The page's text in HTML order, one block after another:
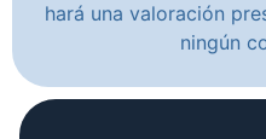
hará una valoración
ningún